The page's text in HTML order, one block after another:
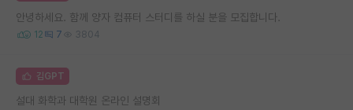
안녕하세요. 함께 양자 컴퓨터 스터디를 하실 분을 모집합니다.
12 7 3804
김GPT
설대 화학과 대학원 온라인 설명회